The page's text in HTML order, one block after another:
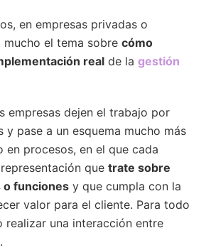
en empresas privadas o
mucho el tema sobrecómo
real de lagestión
empresas dejen el trabajo por
y pase a un esquema mucho más
en procesos, en el que cada
quetrate sobre
funciones y que cumpla con la
valor para el cliente. Para todo
realizar una interacción entre